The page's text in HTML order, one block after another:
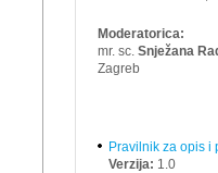
Moderatorica:
mr. sc. Snježana
Zagreb
Pravilnik za opis i
Verzija: 1.0